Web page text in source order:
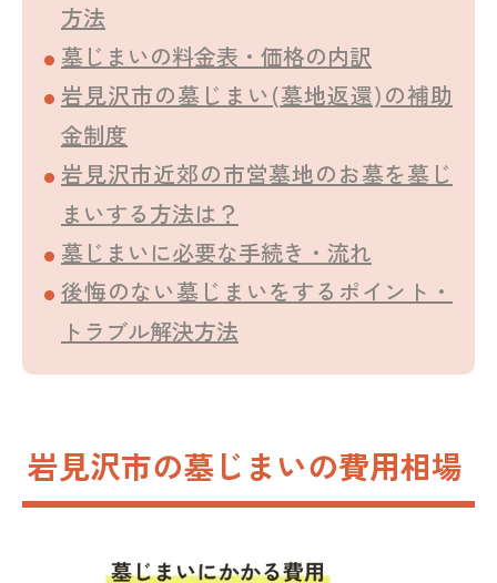
方法
墓じまいの料金表・価格の内訳
岩見沢市の墓じまい(墓地返還)の補助
金制度
岩見沢市近郊の市営墓地のお墓を墓じ
まいする方法は？
墓じまいに必要な手続き・流れ
後悔のない墓じまいをするポイント・
トラブル解決方法
岩見沢市の墓じまいの費用相場